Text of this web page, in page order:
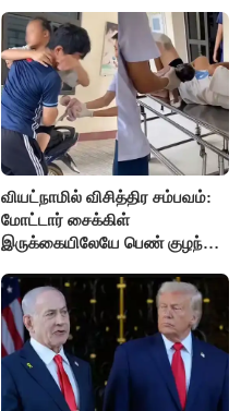
வியட்நாமில் விசித்திர சம்பவம்:
மோட்டார் சைக்கிள்
இருக்கையிலேயே பெண் குழந்தை